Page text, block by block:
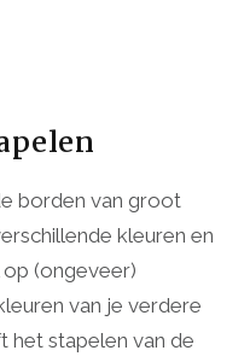
borden van groot
kleuren en
(ongeveer)
van je verdere
het stapelen van de